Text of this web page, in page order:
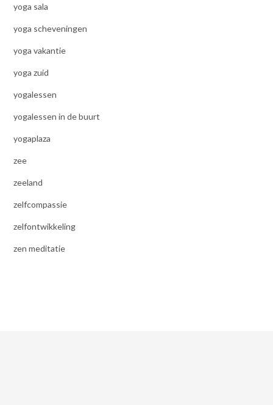
yoga sala
yoga scheveningen
yoga vakantie
yoga zuid
yogalessen
yogalessen in de buurt
yogaplaza
zee
zeeland
zelfcompassie
zelfontwikkeling
zen meditatie